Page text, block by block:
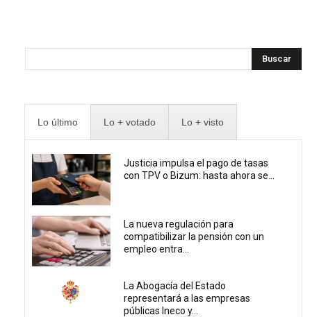
Buscar
Lo último Lo + votado Lo + visto
Justicia impulsa el pago de tasas
con TPV o Bizum: hasta ahora se...
La nueva regulación para
compatibilizar la pensión con un
empleo entra...
La Abogacía del Estado
representará a las empresas
públicas Ineco y...